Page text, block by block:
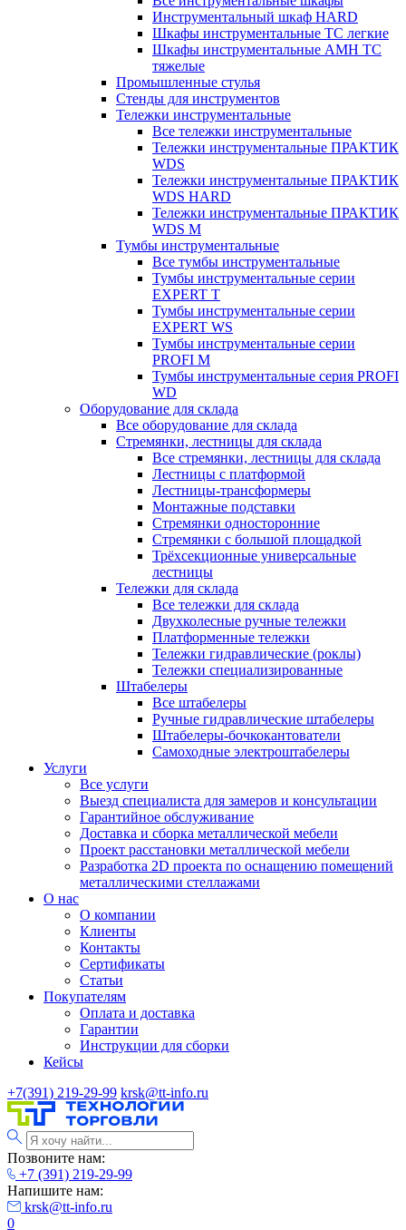
Инструментальный шкаф HARD
Шкафы инструментальные ТС легкие
Шкафы инструментальные AMH TC
тяжелые
Промышленные стулья
Стенды для инструментов
Тележки инструментальные
Все тележки инструментальные
Тележки инструментальные ПРАКТИК
WDS
Тележки инструментальные ПРАКТИК
WDS HARD
Тележки инструментальные ПРАКТИК
WDS M
Тумбы инструментальные
Все тумбы инструментальные
Тумбы инструментальные серии
EXPERT T
Тумбы инструментальные серии
EXPERT WS
Тумбы инструментальные серии
PROFI M
Тумбы инструментальные серия PROFI
WD
Оборудование для склада
Все оборудование для склада
Стремянки, лестницы для склада
Все стремянки, лестницы для склада
Лестницы с платформой
Лестницы-трансформеры
Монтажные подставки
Стремянки односторонние
Стремянки с большой площадкой
Трёхсекционные универсальные
лестницы
Тележки для склада
Все тележки для склада
Двухколесные ручные тележки
Платформенные тележки
Тележки гидравлические (роклы)
Тележки специализированные
Штабелеры
Все штабелеры
Ручные гидравлические штабелеры
Штабелеры-бочкокантователи
Самоходные электроштабелеры
Услуги
Все услуги
Выезд специалиста для замеров и консультации
Гарантийное обслуживание
Доставка и сборка металлической мебели
Проект расстановки металлической мебели
Разработка 2D проекта по оснащению помещений
металлическими стеллажами
О нас
О компании
Клиенты
Контакты
Сертификаты
Статьи
Покупателям
Оплата и доставка
Гарантии
Инструкции для сборки
Кейсы
+7(391) 219-29-99 krsk@tt-info.ru
Позвоните нам:
+7 (391) 219-29-99
Напишите нам:
krsk@tt-info.ru
0